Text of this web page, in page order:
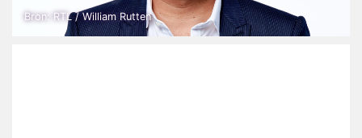
Bron: RTL / William Rutten